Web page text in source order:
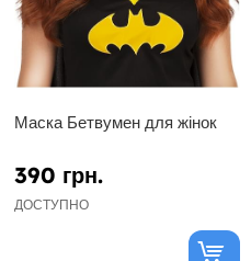
Маска Бетвумен для жінок
390 грн.
ДОСТУПНО